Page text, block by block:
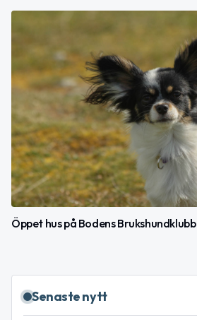
Öppet hus på Bodens Brukshundklubb
Senaste nytt